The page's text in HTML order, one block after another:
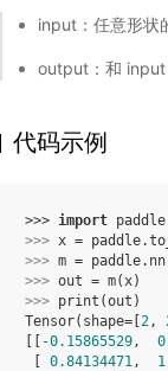
input：任意形状
output：和 input
代码示例
>>> import paddle
>>> x = paddle.
>>> m = paddle. nn
>>> out = m(x)
>>> print (out )
Tensor(shape=[2,
[[ -0.15865529,
[ 0.84134471,